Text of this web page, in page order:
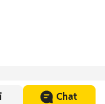
Chat